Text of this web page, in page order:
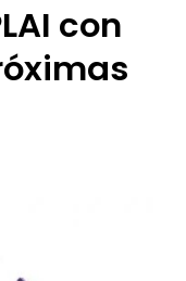
con